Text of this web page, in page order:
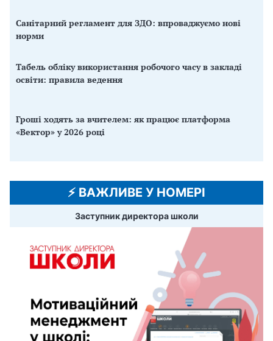
Санітарний регламент для ЗДО: впроваджуємо нові
норми
Табель обліку використання робочого часу в закладі
освіти: правила ведення
Гроші ходять за вчителем: як працює платформа
«Вектор» у 2026 році
⚡️ ВАЖЛИВЕ У НОМЕРІ
Заступник директора школи